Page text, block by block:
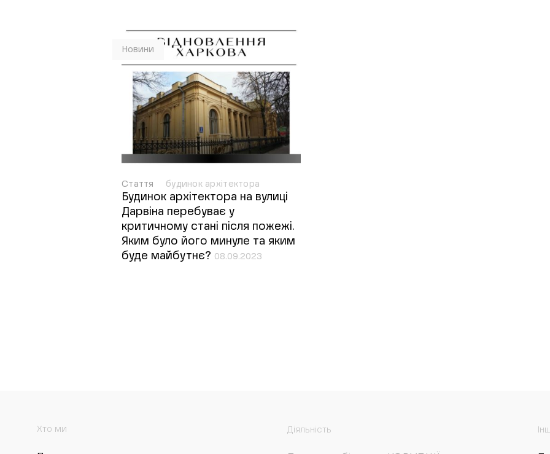
Новини
Стаття будинок архітектора
Будинок архітектора на вулиці
Дарвіна перебуває у
критичному стані після пожежі.
Яким було його минуле та яким
буде майбутнє? 08.09.2023
Хто ми Діяльність